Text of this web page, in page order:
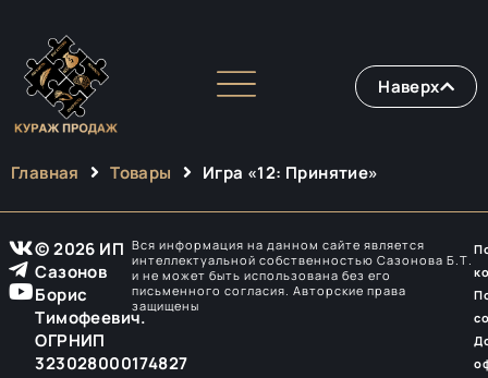
Наверх
Главная Товары Игра «12: Принятие»
© 2026 ИП
Сазонов
Борис
Тимофеевич.
ОГРНИП
323028000174827
Вся информация на данном сайте является
интеллектуальной собственностью Сазонова Б.Т.
и не может быть использована без его
письменного согласия. Авторские права
защищены